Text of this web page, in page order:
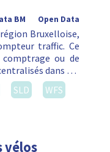
Open Data
BM
Bruxelloise,
traffic. Ce
ou de
dans …
SLD
WFS
vélos